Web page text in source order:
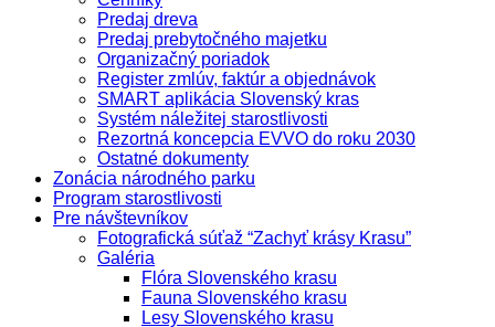
Predaj dreva
Predaj prebytočného majetku
Organizačný poriadok
Register zmlúv, faktúr a objednávok
SMART aplikácia Slovenský kras
Systém náležitej starostlivosti
Rezortná koncepcia EVVO do roku 2030
Ostatné dokumenty
Zonácia národného parku
Program starostlivosti
Pre návštevníkov
Fotografická súťaž “Zachyť krásy Krasu”
Galéria
Flóra Slovenského krasu
Fauna Slovenského krasu
Lesy Slovenského krasu